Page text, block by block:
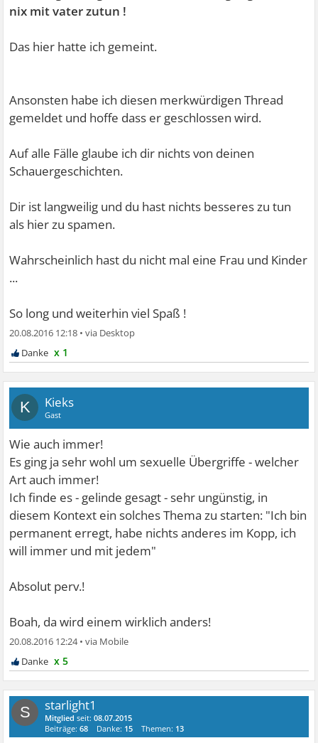
nix mit vater zutun !
Das hier hatte ich gemeint.
Ansonsten habe ich diesen merkwürdigen Thread
gemeldet und hoffe dass er geschlossen wird.
Auf alle Fälle glaube ich dir nichts von deinen
Schauergeschichten.
Dir ist langweilig und du hast nichts besseres zu tun
als hier zu spamen.
Wahrscheinlich hast du nicht mal eine Frau und Kinder
...
So long und weiterhin viel Spaß !
20.08.2016 12:18 •
x 1
K Kieks
Gast
Wie auch immer!
Es ging ja sehr wohl um sexuelle Übergriffe - welcher
Art auch immer!
Ich finde es - gelinde gesagt - sehr ungünstig, in
diesem Kontext ein solches Thema zu starten: "Ich bin
permanent erregt, habe nichts anderes im Kopp, ich
will immer und mit jedem"
Absolut perv.!
Boah, da wird einem wirklich anders!
20.08.2016 12:24•
x 5
S starlight1
Mitglied seit:08.07.2015
Beiträge:68 Danke: 15 Themen: 13